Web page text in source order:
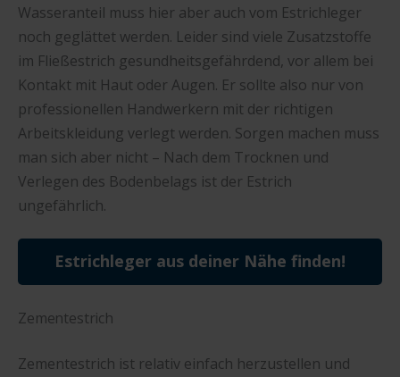
Wasseranteil muss hier aber auch vom Estrichleger
noch geglättet werden. Leider sind viele Zusatzstoffe
im Fließestrich gesundheitsgefährdend, vor allem bei
Kontakt mit Haut oder Augen. Er sollte also nur von
professionellen Handwerkern mit der richtigen
Arbeitskleidung verlegt werden. Sorgen machen muss
man sich aber nicht – Nach dem Trocknen und
Verlegen des Bodenbelags ist der Estrich
ungefährlich.
Estrichleger aus deiner Nähe finden!
Zementestrich
Zementestrich ist relativ einfach herzustellen und